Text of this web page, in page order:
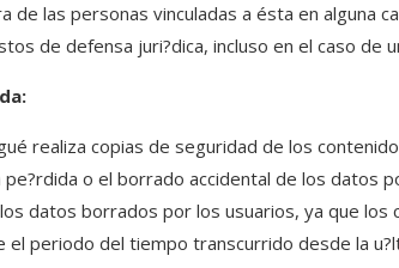
de las personas vinculadas a ésta en alguna
de defensa juri?dica, incluso en el caso de
realiza copias de seguridad de los
o el borrado accidental de los datos
datos borrados por los usuarios, ya que los
periodo del tiempo transcurrido desde la